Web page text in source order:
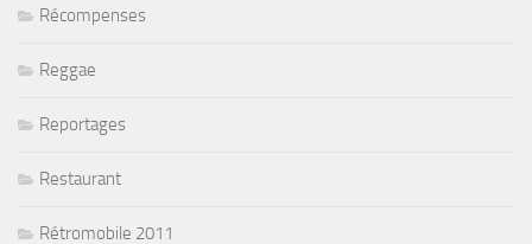
Récompenses
Reggae
Reportages
Restaurant
Rétromobile 2011